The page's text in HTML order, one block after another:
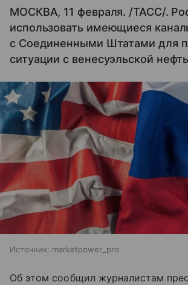
МОСКВА, 11 февраля. /ТАСС/.
использовать имеющиеся
с Соединенными Штатами для
ситуации с венесуэльской
Источник: marketpower_pro
Об этом сообщил журналистам